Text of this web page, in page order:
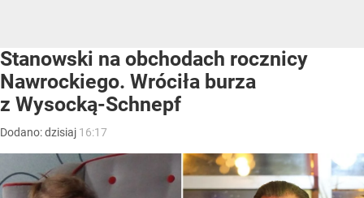
Stanowski na obchodach rocznicy
Nawrockiego. Wróciła burza
z Wysocką-Schnepf
Dodano:dzisiaj 16:17